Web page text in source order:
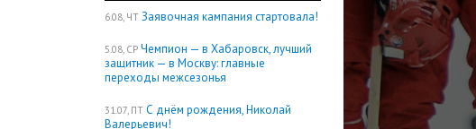
6.08, ЧТ Заявочная кампания стартовала!
5.08, СР Чемпион — в Хабаровск, лучший
защитник — в Москву: главные
переходы межсезонья
31.07, ПТ С днём рождения, Николай
Валерьевич!